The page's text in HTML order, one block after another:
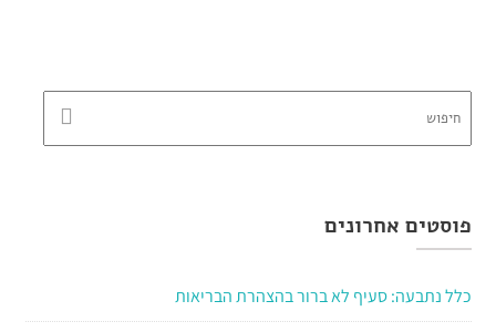
פוסטים אחרונים
כלל נתבעה: סעיף לא ברור בהצהרת הבריאות